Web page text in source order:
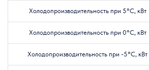
Холодопроизводительность при 5°C, кВт
Холодопроизводительность при 0°C, кВт
Холодопроизводительность при -5°C, кВт